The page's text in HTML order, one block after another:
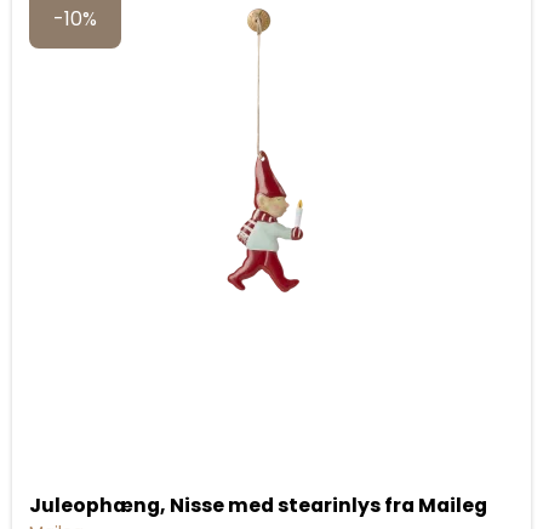
-10%
Juleophæng, Nisse med stearinlys fra Maileg